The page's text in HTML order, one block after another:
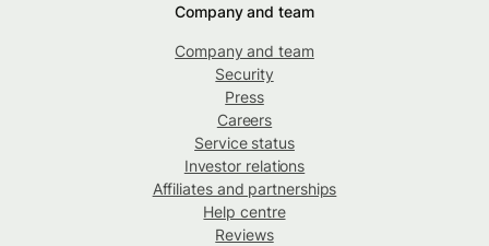
Company and team
Company and team
Security
Press
Careers
Service status
Investor relations
Affiliates and partnerships
Help centre
Reviews